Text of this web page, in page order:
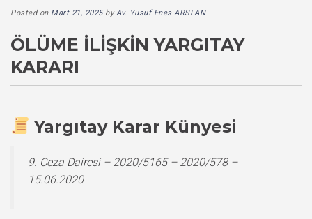
Posted on Mart 21, 2025byAv. Yusuf Enes ARSLAN
ÖLÜME İLIŞKIN YARGITAY
KARARI
Yargıtay Karar Künyesi
9. Ceza Dairesi – 2020/5165 – 2020/578 –
15.06.2020